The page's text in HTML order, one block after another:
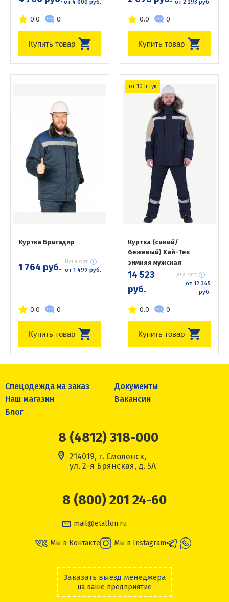
от 4 000 руб.
0.0 0
Купить товар
от 2 293 руб.
0.0 0
Купить товар
Куртка Бригадир
1 764 руб. Цена опт:
от 1 499 руб.
0.0 0
Купить товар
от 10 штук
Куртка (синий/
бежевый) Хай-Тек
зимняя мужская
14 523
руб.
Цена опт:
от 12 345
руб.
0.0 0
Купить товар
Спецодежда на заказ
Документы
Наш магазин
Вакансии
Блог
8 (4812) 318-000
214019, г. Смоленск,
ул. 2-я Брянская, д. 5А
8 (800) 201 24-60
mail@etallon.ru
Мы в Контакте Мы в Instagram
Заказать выезд менеджера
на ваше предприятие